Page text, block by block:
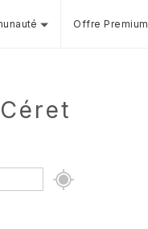
Offre Premium